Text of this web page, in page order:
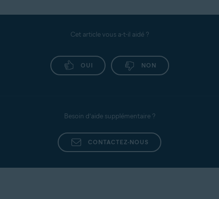
Cet article vous a-t-il aidé ?
OUI NON
Besoin d’aide supplémentaire ?
CONTACTEZ-NOUS